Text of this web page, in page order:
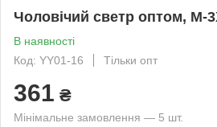
Чоловічий светр оптом, M-
В наявності
Код: YY01-16
Тільки опт
361 ₴
Мінімальне замовлення — 5 шт.